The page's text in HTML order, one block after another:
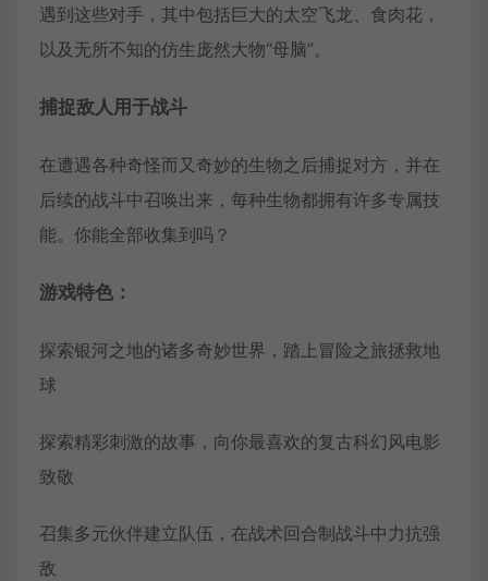
遇到这些对手，其中包括巨大的太空飞龙、食肉花，
以及无所不知的仿生庞然大物“母脑”。
捕捉敌人用于战斗
在遭遇各种奇怪而又奇妙的生物之后捕捉对方，并在
后续的战斗中召唤出来，每种生物都拥有许多专属技
能。你能全部收集到吗？
游戏特色：
探索银河之地的诸多奇妙世界，踏上冒险之旅拯救地
球
探索精彩刺激的故事，向你最喜欢的复古科幻风电影
致敬
召集多元伙伴建立队伍，在战术回合制战斗中力抗强
敌